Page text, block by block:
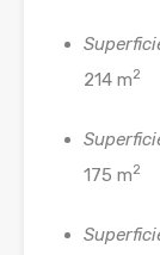
214 m2
175 m2